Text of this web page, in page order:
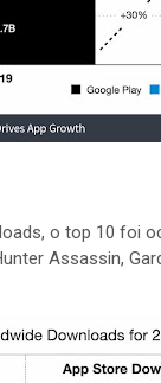
o top 10 foi
Assassin,